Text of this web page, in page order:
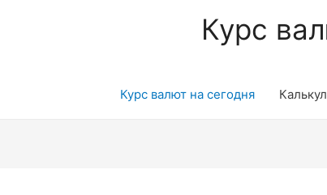
Курс
Курс валют на сегодня